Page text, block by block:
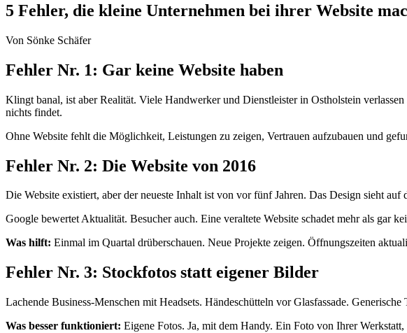
5 Fehler, die kleine Unternehmen bei ihrer Website
Von Sönke Schäfer
Fehler Nr. 1: Gar keine Website haben
Klingt banal, ist aber Realität. Viele Handwerker und Dienstleister in Ostholstein
nichts findet.
Ohne Website fehlt die Möglichkeit, Leistungen zu zeigen, Vertrauen aufzubauen und
Fehler Nr. 2: Die Website von 2016
Die Website existiert, aber der neueste Inhalt ist von vor fünf Jahren. Das Design sieht
Google bewertet Aktualität. Besucher auch. Eine veraltete Website schadet mehr als gar
Was hilft: Einmal im Quartal drüberschauen. Neue Projekte zeigen. Öffnungszeiten
Fehler Nr. 3: Stockfotos statt eigener Bilder
Lachende Business-Menschen mit Headsets. Händeschütteln vor Glasfassade.
Was besser funktioniert: Eigene Fotos. Ja, mit dem Handy. Ein Foto von Ihrer